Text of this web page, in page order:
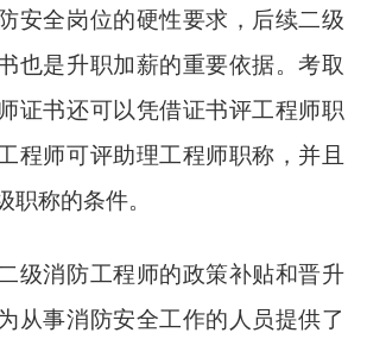
安全岗位的硬性要求，后续二级
也是升职加薪的重要依据。考取
证书还可以凭借证书评工程师职
程师可评助理工程师职称，并且
职称的条件。
级消防工程师的政策补贴和晋升
从事消防安全工作的人员提供了